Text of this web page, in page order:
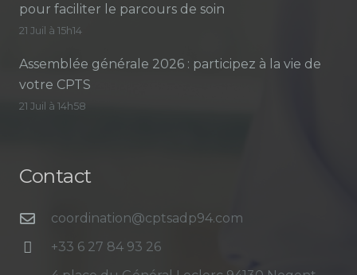
pour faciliter le parcours de soin
21 Juil à 15h14
Assemblée générale 2026 : participez à la vie de
votre CPTS
21 Juil à 14h58
Contact
coordination@cptsadp94.com
+33 6 27 84 93 26